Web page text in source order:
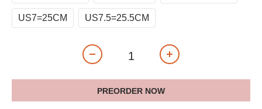
US7=25CM US7.5=25.5CM
PREORDER NOW